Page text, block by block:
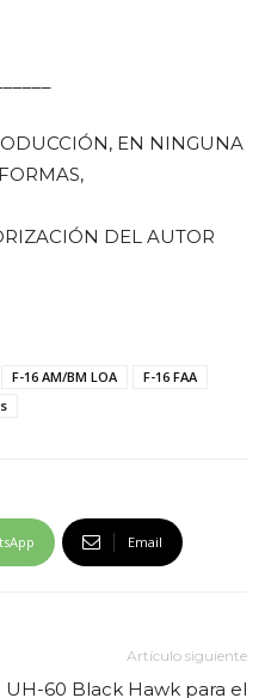
EN NINGUNA
DEL AUTOR
F-16 AM/BM LOA
F-16 FAA
Email
Artículo siguiente
UH-60 Black Hawk para el